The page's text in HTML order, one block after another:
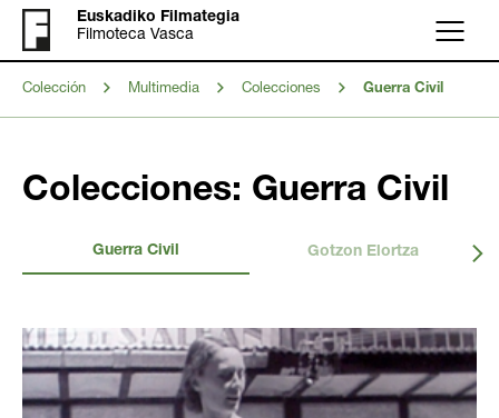
Euskadiko Filmategia
Filmoteca Vasca
Menú
Colección Multimedia Colecciones Guerra Civil
Colecciones: Guerra Civil
Guerra Civil Gotzon Elortza